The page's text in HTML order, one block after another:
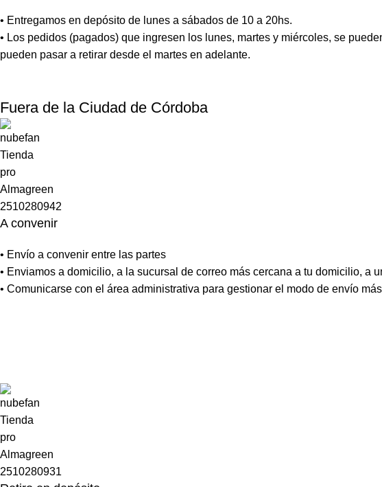
• Entregamos en depósito de lunes a sábados de 10 a 20hs.
• Los pedidos (pagados) que ingresen los lunes, martes y miércoles, se
pueden pasar a retirar desde el martes en adelante.
Fuera de la Ciudad de Córdoba
A convenir
• Envío a convenir entre las partes
• Enviamos a domicilio, a la sucursal de correo más cercana a tu domicilio, a
• Comunicarse con el área administrativa para gestionar el modo de envío